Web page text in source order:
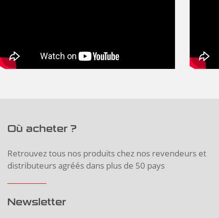
Où acheter ?
Retrouvez tous nos produits chez nos revendeurs et
distributeurs agréés dans plus de 50 pays
Newsletter